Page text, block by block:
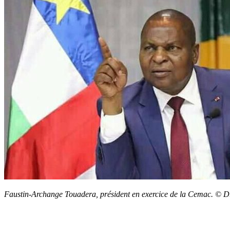
Faustin-Archange Touadera, président en exercice de la Cemac. ©